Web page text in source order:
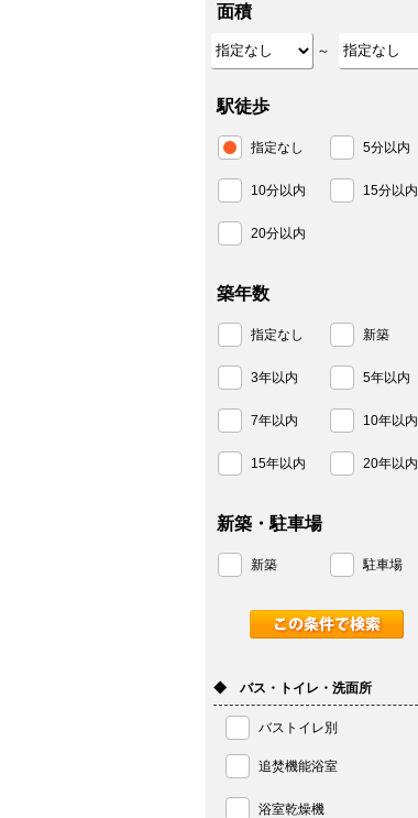
面積
～
駅徒歩
指定なし 5分以内
10分以内 15分以内
20分以内
築年数
指定なし 新築
3年以内 5年以内
7年以内 10年以内
15年以内 20年以内
新築・駐車場
新築 駐車場
◆ バス・トイレ・洗面所
バストイレ別
追焚機能浴室
浴室乾燥機